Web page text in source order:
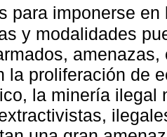
para imponerse en
y modalidades
la proliferación de
la minería ilegal